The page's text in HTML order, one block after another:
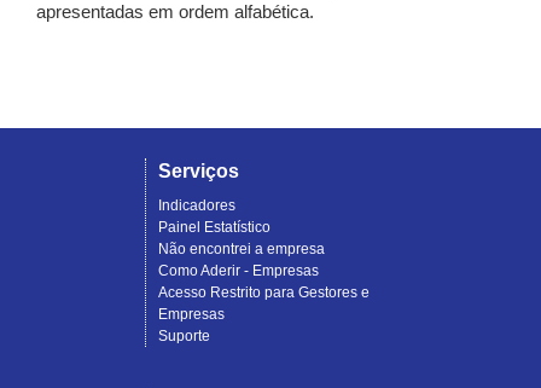
apresentadas em ordem alfabética.
Serviços
Indicadores
Painel Estatístico
Não encontrei a empresa
Como Aderir - Empresas
Acesso Restrito para Gestores e
Empresas
Suporte